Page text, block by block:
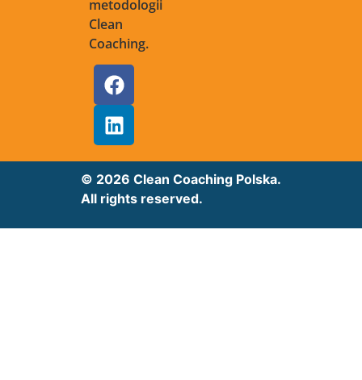
metodologii
Clean
Coaching.
© 2026 Clean Coaching Polska.
All rights reserved.